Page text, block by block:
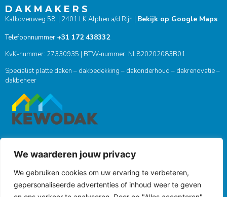
We waarderen jouw privacy
We gebruiken cookies om uw ervaring te verbeteren,
gepersonaliseerde advertenties of inhoud weer te geven
D A K M A K E R S
Kalkovenweg 58 | 2401 LK Alphen a/d Rijn | Bekijk op Google Maps
Telefoonnummer +31 172 438332
KvK-nummer: 27330935 | BTW-nummer: NL820202083B01
Specialist platte daken – dakbedekking – dakonderhoud – dakrenovatie –
dakbeheer
ONZE SOCIALS